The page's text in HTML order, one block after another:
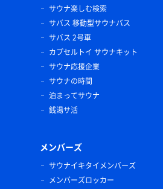
サウナ楽しむ検索
サバス 移動型サウナバス
サバス 2号車
カプセルトイ サウナキット
サウナ応援企業
サウナの時間
泊まってサウナ
銭湯サ活
メンバーズ
サウナイキタイメンバーズ
メンバーズロッカー